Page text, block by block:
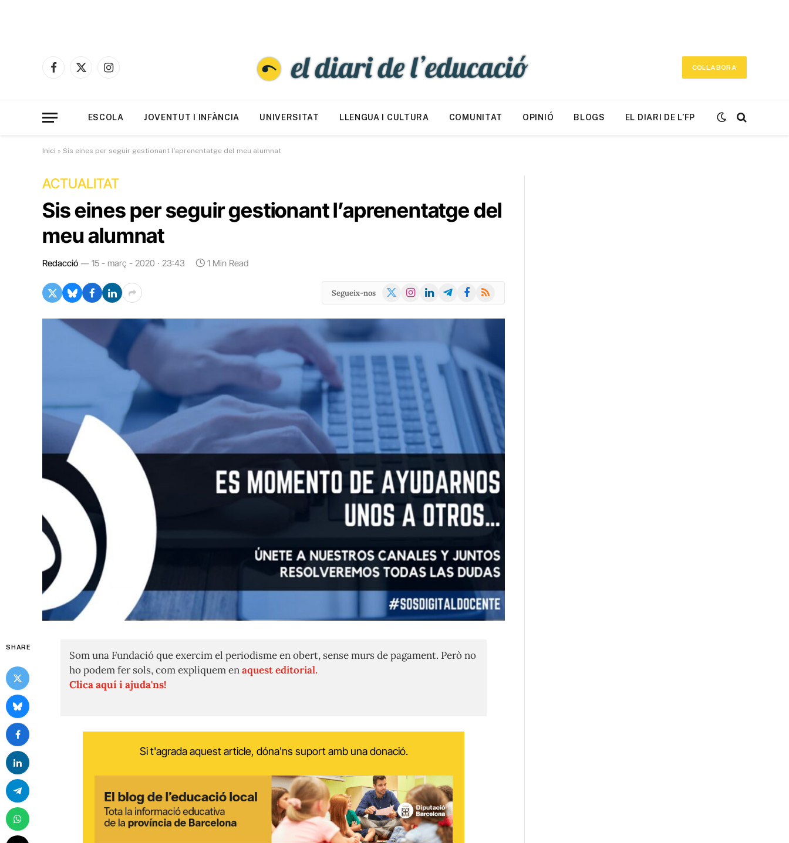
Facebook
X
Instagram
COL·LABORA
ESCOLA JOVENTUT I INFÀNCIA UNIVERSITAT LLENGUA I CULTURA COMUNITAT OPINIÓ BLOGS EL DIARI DE L’FP
Inici » Sis eines per seguir gestionant l’aprenentatge del meu alumnat
ACTUALITAT
Sis eines per seguir gestionant l’aprenentatge del
meu alumnat
Redacció 15 - març - 2020 · 23:43 1 Min Read
Segueix-nos
X
Instagram
LinkedInTelegramFacebook
RSS
SHARE
Som una Fundació que exercim el periodisme en obert, sense murs de pagament. Però no
ho podem fer sols, com expliquem enaquest editorial.
Clica aquí i ajuda'ns!
Si t'agrada aquest article, dóna'ns suport amb una donació.